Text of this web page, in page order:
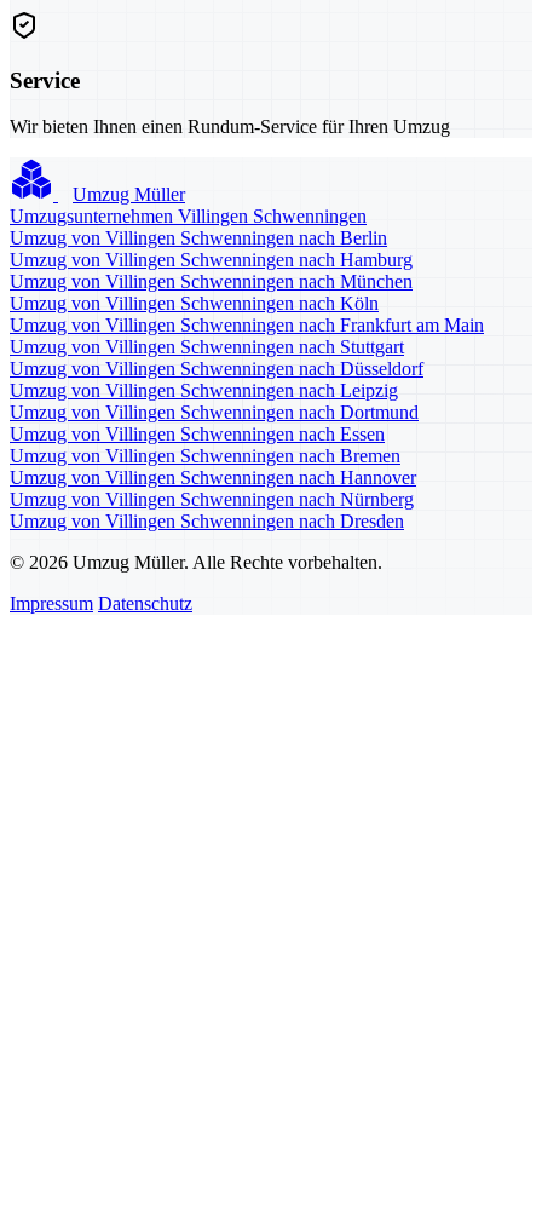
Service
Wir bieten Ihnen einen Rundum-Service für Ihren Umzug
Umzug Müller
Umzugsunternehmen Villingen Schwenningen
Umzug von Villingen Schwenningen nach Berlin
Umzug von Villingen Schwenningen nach Hamburg
Umzug von Villingen Schwenningen nach München
Umzug von Villingen Schwenningen nach Köln
Umzug von Villingen Schwenningen nach Frankfurt am Main
Umzug von Villingen Schwenningen nach Stuttgart
Umzug von Villingen Schwenningen nach Düsseldorf
Umzug von Villingen Schwenningen nach Leipzig
Umzug von Villingen Schwenningen nach Dortmund
Umzug von Villingen Schwenningen nach Essen
Umzug von Villingen Schwenningen nach Bremen
Umzug von Villingen Schwenningen nach Hannover
Umzug von Villingen Schwenningen nach Nürnberg
Umzug von Villingen Schwenningen nach Dresden
© 2026 Umzug Müller. Alle Rechte vorbehalten.
Impressum Datenschutz